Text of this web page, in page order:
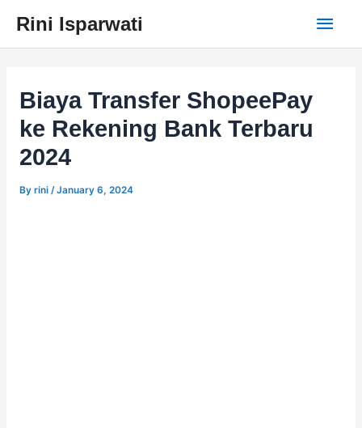
content
Rini Isparwati
Main
Biaya Transfer ShopeePay
ke Rekening Bank Terbaru
2024
By rini /January 6, 2024